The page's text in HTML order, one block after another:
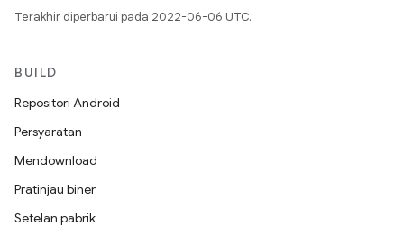
Terakhir diperbarui pada 2022-06-06 UTC.
BUILD
Repositori Android
Persyaratan
Mendownload
Pratinjau biner
Setelan pabrik